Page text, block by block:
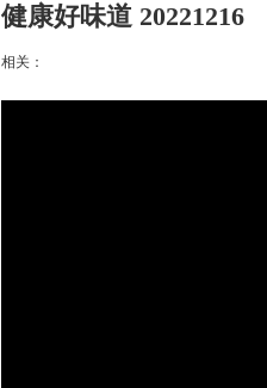
健康好味道 20221216
相关：